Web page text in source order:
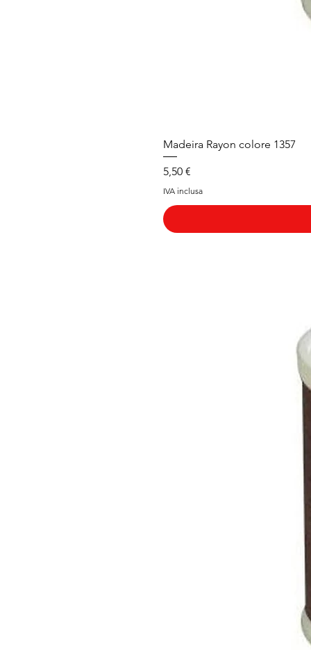
Madeira Rayon colore 1357
Prezzo
5,50 €
IVA inclusa